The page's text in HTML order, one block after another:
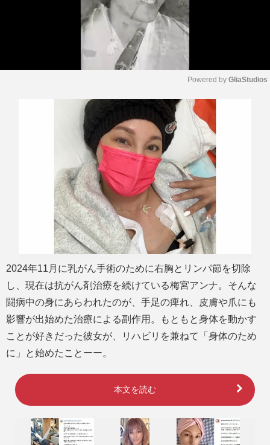
Powered by GliaStudios
2024年11月に乳がん手術のために右胸とリンパ節を切除
し、現在は抗がん剤治療を続けている梅宮アンナ。そんな
闘病中の身にあらわれたのが、手足の痺れ、皮膚や爪にも
影響が出始めた治療による副作用。もともと身体を動かす
ことが好きだった彼女が、リハビリを兼ねて「身体のため
に」と始めたことーー。
本文を読む